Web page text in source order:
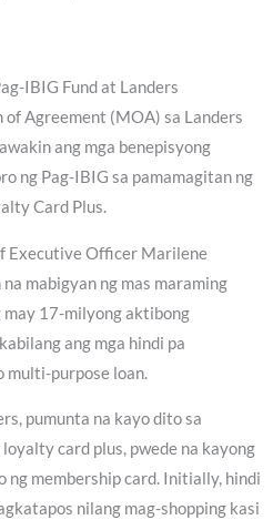
IBIG Fund at Landers
Agreement (MOA) sa Landers
ang mga benepisyong
ng Pag-IBIG sa pamamagitan ng
Card Plus.
Executive Officer Marilene
mabigyan ng mas maraming
may 17-milyong aktibong
ang mga hindi pa
multi-purpose loan.
pumunta na kayo dito sa
card plus, pwede na kayong
ng membership card. Initially, hindi
nilang mag-shopping kasi